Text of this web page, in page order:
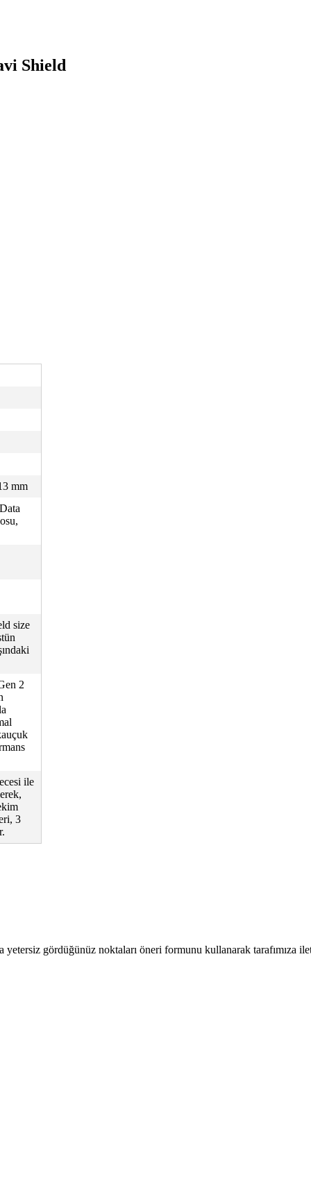
Shield
mm
size
2
ile
3
gördüğünüz noktaları öneri formunu kullanarak tarafımıza